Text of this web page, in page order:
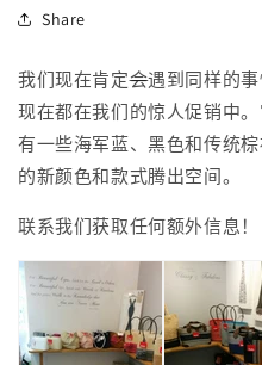
Share
我们现在肯定会遇到同样的
现在都在我们的惊人促销中
有一些海军蓝、黑色和传统
的新颜色和款式腾出空间。
联系我们获取任何额外信息！